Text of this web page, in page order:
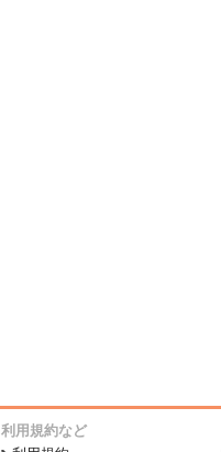
利用規約など